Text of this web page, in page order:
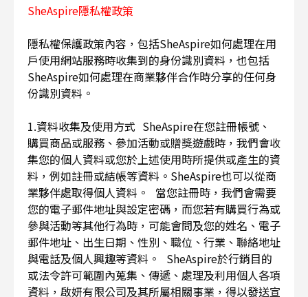
SheAspire隱私權政策
隱私權保護政策內容，包括SheAspire如何處理在用
戶使用網站服務時收集到的身份識別資料，也包括
SheAspire如何處理在商業夥伴合作時分享的任何身
份識別資料。
1.資料收集及使用方式 SheAspire在您註冊帳號、
購買商品或服務、參加活動或贈獎遊戲時，我們會收
集您的個人資料或您於上述使用時所提供或產生的資
料，例如註冊或結帳等資料。SheAspire也可以從商
業夥伴處取得個人資料。 當您註冊時，我們會需要
您的電子郵件地址與設定密碼，而您若有購買行為或
參與活動等其他行為時，可能會問及您的姓名、電子
郵件地址、出生日期、性別、職位、行業、聯絡地址
與電話及個人興趣等資料。 SheAspire於行銷目的
或法令許可範圍內蒐集、傳遞、處理及利用個人各項
資料，啟妍有限公司及其所屬相關事業，得以發送宣